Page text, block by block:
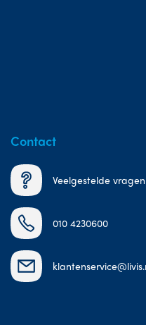
Contact
Veelgestelde vragen
010 4230600